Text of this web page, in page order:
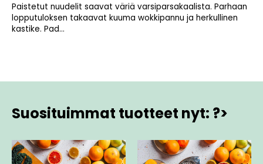
Paistetut nuudelit saavat väriä varsiparsakaalista. Parhaan
lopputuloksen takaavat kuuma wokkipannu ja herkullinen
kastike. Pad...
Suosituimmat tuotteet nyt: ?>